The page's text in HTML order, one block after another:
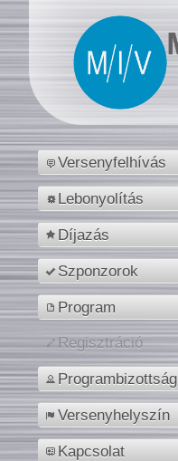
Versenyfelhívás
Lebonyolítás
Díjazás
Szponzorok
Program
Regisztráció
Programbizottság
Versenyhelyszín
Kapcsolat